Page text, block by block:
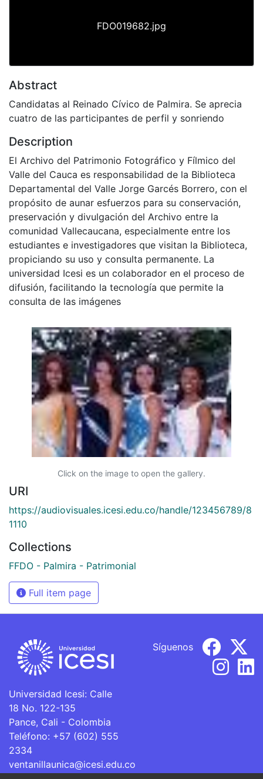
FDO019682.jpg
Abstract
Candidatas al Reinado Cívico de Palmira. Se aprecia
cuatro de las participantes de perfil y sonriendo
Description
El Archivo del Patrimonio Fotográfico y Fílmico del
Valle del Cauca es responsabilidad de la Biblioteca
Departamental del Valle Jorge Garcés Borrero, con el
propósito de aunar esfuerzos para su conservación,
preservación y divulgación del Archivo entre la
comunidad Vallecaucana, especialmente entre los
estudiantes e investigadores que visitan la Biblioteca,
propiciando su uso y consulta permanente. La
universidad Icesi es un colaborador en el proceso de
difusión, facilitando la tecnología que permite la
consulta de las imágenes
Click on the image to open the gallery.
URI
https://audiovisuales.icesi.edu.co/handle/123456789/8
1110
Collections
FFDO - Palmira - Patrimonial
Full item page
Universidad Icesi: Calle
18 No. 122-135
Pance, Cali - Colombia
Teléfono: +57 (602) 555
2334
ventanillaunica@icesi.edu.co
Síguenos